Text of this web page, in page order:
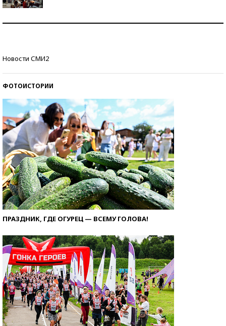
Новости СМИ2
ФОТОИСТОРИИ
ПРАЗДНИК, ГДЕ ОГУРЕЦ — ВСЕМУ ГОЛОВА!